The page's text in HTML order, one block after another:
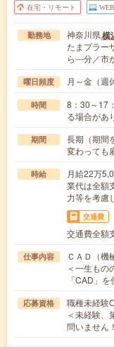
在宅・リモート
勤務地 神奈川県横
たまプラー
ら---分／市
曜日頻度 月～金（週
時間
8：30～17
る場合が
期間
長期（期間
変わっても
時給
月給22万
業代は全
力等を考慮
交通費
交通費全額
仕事内容
ＣＡＤ（機
＜一生もの
「CAD」
応募資格
職種未経験
＜未経験、
問いません